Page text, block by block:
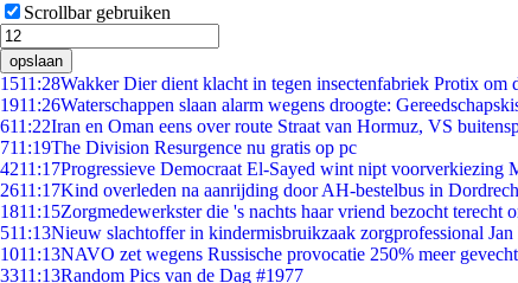
Scrollbar gebruiken
opslaan
1511:28Wakker Dier dient klacht in tegen insectenfabriek Protix om
1911:26Waterschappen slaan alarm wegens droogte:
611:22Iran en Oman eens over route Straat van Hormuz, VS
711:19The Division Resurgence nu gratis op pc
4211:17Progressieve Democraat El-Sayed wint nipt voorverkiezing
2611:17Kind overleden na aanrijding door AH-bestelbus in
1811:15Zorgmedewerkster die 's nachts haar vriend bezocht terecht
511:13Nieuw slachtoffer in kindermisbruikzaak zorgprofessional
1011:13NAVO zet wegens Russische provocatie 250% meer
3311:13Random Pics van de Dag #1977